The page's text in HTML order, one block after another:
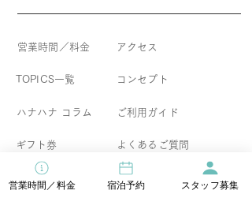
​ご利用ガイド
​ハナハナ コラム
営業時間／料金
TOPICS一覧 コンセプト
ギフト券 よくあるご質問
食物アレルギーについて
アクセス
営業時間／料金 宿泊予約 スタッフ募集